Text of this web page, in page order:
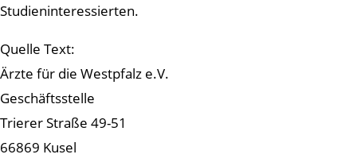
Studieninteressierten.
Quelle Text:
Ärzte für die Westpfalz e.V.
Geschäftsstelle
Trierer Straße 49-51
66869 Kusel